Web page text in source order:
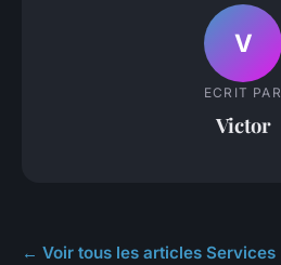
V
ECRIT PAR
Victor
← Voir tous les articles Services